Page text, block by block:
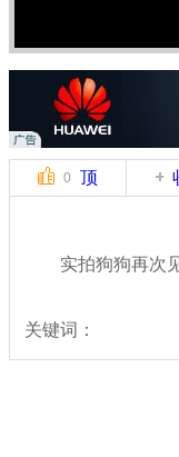
0 顶
实拍狗狗再次见
关键词：